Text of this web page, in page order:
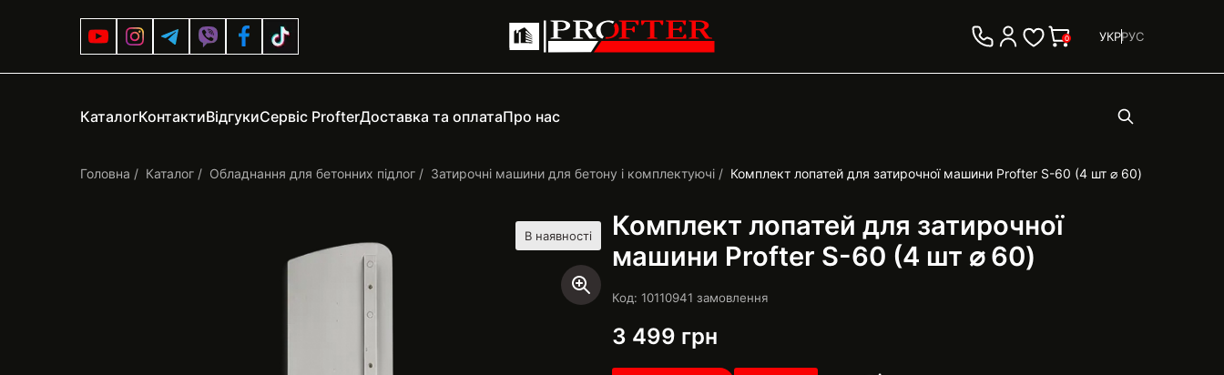
0 УКРРУС
КаталогКонтактиВідгукиСервіс ProfterДоставка та оплатаПро нас
Головна Каталог Обладнання для бетонних підлог Затирочні машини для бетону і комплектуючі Комплект лопатей для затирочної машини Profter S-60 (4 шт ⌀ 60)
В наявності
Комплект лопатей для затирочної
машини Profter S-60 (4 шт ⌀ 60)
Код: 10110941 замовлення
3 499 грн